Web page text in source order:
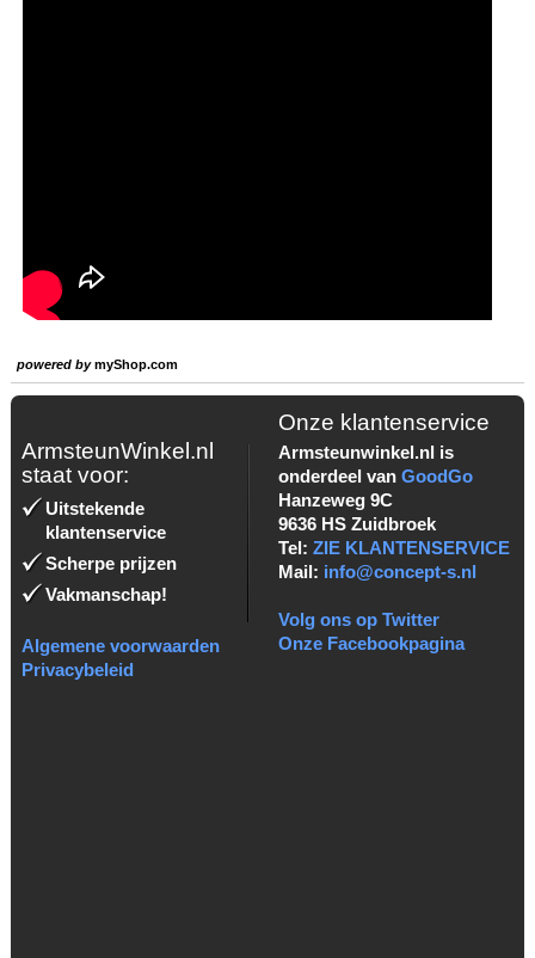
powered bymyShop.com
ArmsteunWinkel.nl
staat voor:
Uitstekende
klantenservice
Scherpe prijzen
Vakmanschap!
Algemene voorwaarden
Privacybeleid
Onze klantenservice
Armsteunwinkel.nl is
onderdeel van GoodGo
Hanzeweg 9C
9636 HS Zuidbroek
Tel: ZIE KLANTENSERVICE
Mail: info@concept-s.nl
Volg ons op Twitter
Onze Facebookpagina